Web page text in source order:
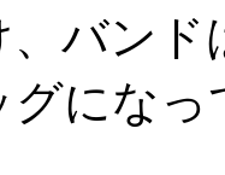
、バン
グにな